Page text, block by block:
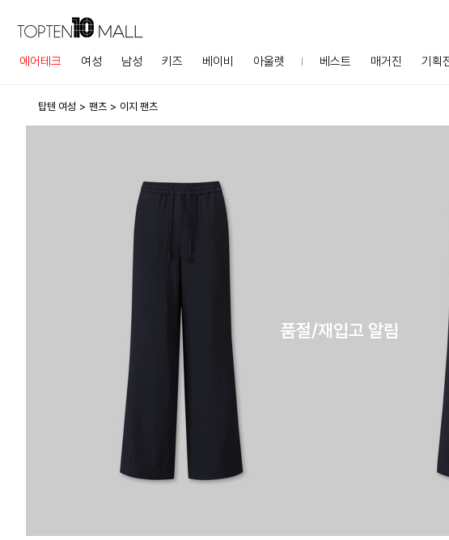
에어테크 여성 남성 키즈 베이비 아울렛 베스트 매거진 기획
탑텐 여성 팬츠 이지 팬츠
품절/재입고 알림